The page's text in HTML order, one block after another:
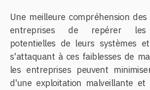
Une meilleure compréhension
entreprises de repérer les
potentielles de leurs systèmes
s'attaquant à ces faiblesses de
les entreprises peuvent
d'une exploitation malveillante